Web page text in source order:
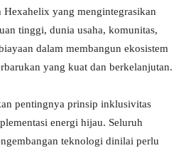
yang mengintegrasikan
tinggi, dunia usaha, komunitas,
dalam membangun ekosistem
yang kuat dan berkelanjutan.
pentingnya prinsip inklusivitas
energi hijau. Seluruh
teknologi dinilai perlu